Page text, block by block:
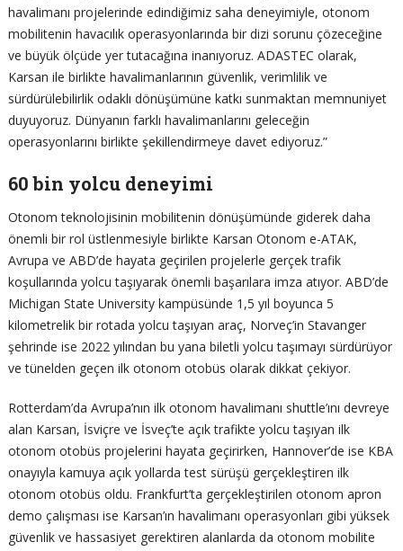
havalimanı projelerinde edindiğimiz saha deneyimiyle, otonom
mobilitenin havacılık operasyonlarında bir dizi sorunu çözeceğine
ve büyük ölçüde yer tutacağına inanıyoruz. ADASTEC olarak,
Karsan ile birlikte havalimanlarının güvenlik, verimlilik ve
sürdürülebilirlik odaklı dönüşümüne katkı sunmaktan memnuniyet
duyuyoruz. Dünyanın farklı havalimanlarını geleceğin
operasyonlarını birlikte şekillendirmeye davet ediyoruz.”
60 bin yolcu deneyimi
Otonom teknolojisinin mobilitenin dönüşümünde giderek daha
önemli bir rol üstlenmesiyle birlikte Karsan Otonom e-ATAK,
Avrupa ve ABD’de hayata geçirilen projelerle gerçek trafik
koşullarında yolcu taşıyarak önemli başarılara imza atıyor. ABD’de
Michigan State University kampüsünde 1,5 yıl boyunca 5
kilometrelik bir rotada yolcu taşıyan araç, Norveç’in Stavanger
şehrinde ise 2022 yılından bu yana biletli yolcu taşımayı sürdürüyor
ve tünelden geçen ilk otonom otobüs olarak dikkat çekiyor.
Rotterdam’da Avrupa’nın ilk otonom havalimanı shuttle’ını devreye
alan Karsan, İsviçre ve İsveç’te açık trafikte yolcu taşıyan ilk
otonom otobüs projelerini hayata geçirirken, Hannover’de ise KBA
onayıyla kamuya açık yollarda test sürüşü gerçekleştiren ilk
otonom otobüs oldu. Frankfurt’ta gerçekleştirilen otonom apron
demo çalışması ise Karsan’ın havalimanı operasyonları gibi yüksek
güvenlik ve hassasiyet gerektiren alanlarda da otonom mobilite